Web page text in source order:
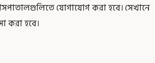
যোগাযোগ করা হবে। সেখানে
করা হবে।